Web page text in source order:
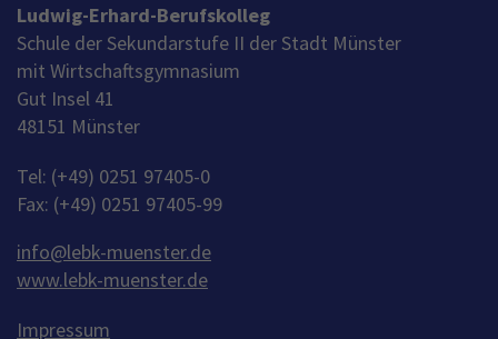
Ludwig-Erhard-Berufskolleg
Schule der Sekundarstufe II der Stadt Münster
mit Wirtschaftsgymnasium
Gut Insel 41
48151 Münster
Tel: (+49) 0251 97405-0
Fax: (+49) 0251 97405-99
info@lebk-muenster.de
www.lebk-muenster.de
Impressum